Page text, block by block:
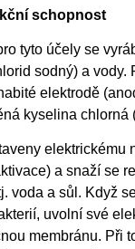
schopnost
tyto účely se
sodný) a vody.
elektrodě
kyselina chlorná
elektrickému
a snaží se
voda a sůl. Když
uvolní své
membránu. Při